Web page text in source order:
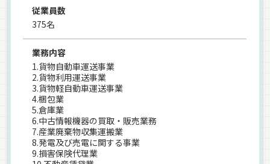
従業員数
375名
業務内容
1.貨物自動車運送事業
2.貨物利用運送事業
3.貨物軽自動車運送事業
4.梱包業
5.倉庫業
6.中古情報機器の買取・販売業務
7.産業廃棄物収集運搬業
8.発電及び売電に関する事業
9.損害保険代理業